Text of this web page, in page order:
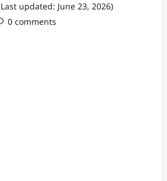
updated: June 23, 2026)
0 comments